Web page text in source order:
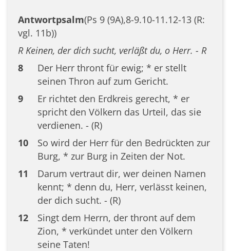
Antwortpsalm(Ps 9 (9A),8-9.10-11.12-13 (R:
vgl. 11b))
R Keinen, der dich sucht, verläßt du, o Herr. - R
8
Der Herr thront für ewig; * er stellt
seinen Thron auf zum Gericht.
9
Er richtet den Erdkreis gerecht, * er
spricht den Völkern das Urteil, das sie
verdienen. - (R)
10
So wird der Herr für den Bedrückten zur
Burg, * zur Burg in Zeiten der Not.
11
Darum vertraut dir, wer deinen Namen
kennt; * denn du, Herr, verlässt keinen,
der dich sucht. - (R)
12
Singt dem Herrn, der thront auf dem
Zion, * verkündet unter den Völkern
seine Taten!